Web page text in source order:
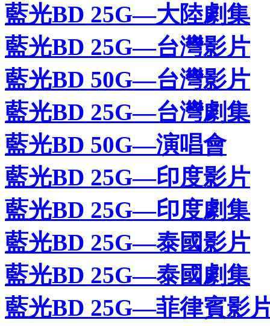
藍光BD 25G—大陸劇集
藍光BD 25G—台灣影片
藍光BD 50G—台灣影片
藍光BD 25G—台灣劇集
藍光BD 50G—演唱會
藍光BD 25G—印度影片
藍光BD 25G—印度劇集
藍光BD 25G—泰國影片
藍光BD 25G—泰國劇集
藍光BD 25G—菲律賓影